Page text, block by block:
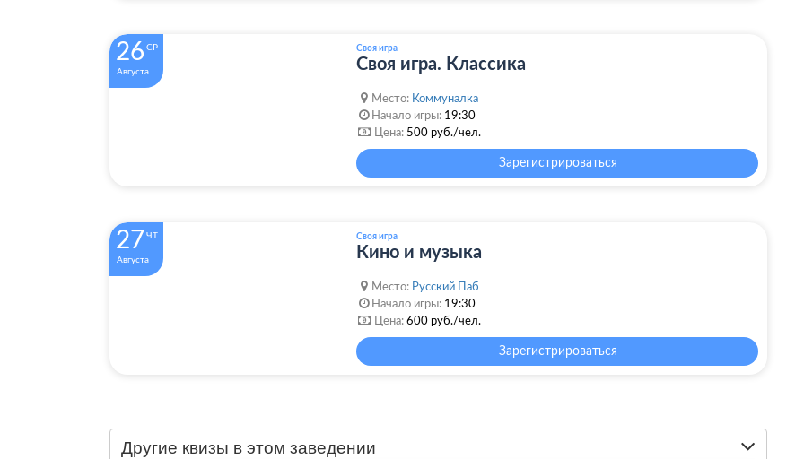
26 СР
Августа
Своя игра
Своя игра. Классика
Место: Коммуналка
Начало игры: 19:30
Цена: 500 руб./чел.
Зарегистрироваться
27 ЧТ
Августа
Своя игра
Кино и музыка
Место: Русский Паб
Начало игры: 19:30
Цена: 600 руб./чел.
Зарегистрироваться
Другие квизы в этом заведении